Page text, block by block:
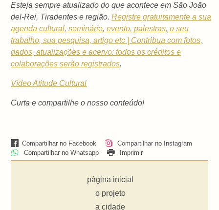
Esteja sempre atualizado do que acontece em São João
del-Rei, Tiradentes e região.Registre gratuitamente a sua
agenda cultural, seminário, evento, palestras, o seu
trabalho, sua pesquisa, artigo etc | Contribua com fotos,
dados, atualizações e acervo: todos os créditos e
colaborações serão registrados.
Vídeo Atitude Cultural
Curta e compartilhe o nosso conteúdo!
Compartilhar no Facebook
Compartilhar no Instagram
Compartilhar no Whatsapp
Imprimir
página inicial
o projeto
a cidade